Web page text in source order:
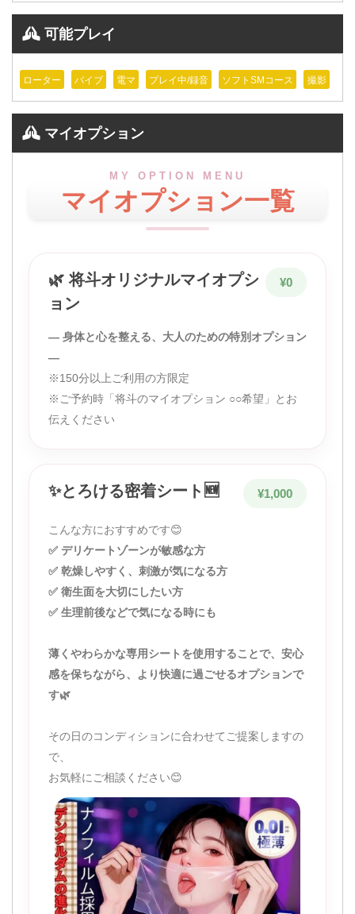
可能プレイ
ローター バイブ 電マ プレイ中/録音 ソフトSMコース 撮影
マイオプション
MY OPTION MENU
マイオプション一覧
🌿 将斗オリジナルマイオプシ
ョン
¥0
― 身体と心を整える、大人のための特別オプション
―
※150分以上ご利用の方限定
※ご予約時「将斗のマイオプション ○○希望」とお
伝えください
✨とろける密着シート🆕 ¥1,000
こんな方におすすめです😊
✅ デリケートゾーンが敏感な方
✅ 乾燥しやすく、刺激が気になる方
✅ 衛生面を大切にしたい方
✅ 生理前後などで気になる時にも
薄くやわらかな専用シートを使用することで、安心
感を保ちながら、より快適に過ごせるオプションで
す🌿
その日のコンディションに合わせてご提案しますの
で、
お気軽にご相談ください😊